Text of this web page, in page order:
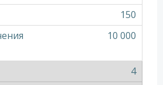
150
10 000
4